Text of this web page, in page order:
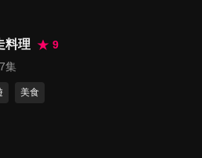
俄早有防備
51分鐘
第41集 華郵爆美援次級貨…烏
料理
9
集
美食